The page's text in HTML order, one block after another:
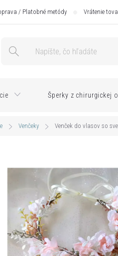
/ Platobné metódy Vrátenie
Šperky z chirurgickej
Venčeky Venček do vlasov so